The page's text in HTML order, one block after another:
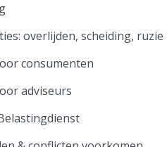
overlijden, scheiding, ruzie
consumenten
adviseurs